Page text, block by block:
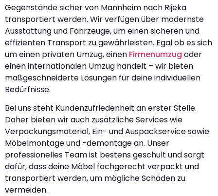
Gegenstände sicher von Mannheim nach Rijeka
transportiert werden. Wir verfügen über modernste
Ausstattung und Fahrzeuge, um einen sicheren und
effizienten Transport zu gewährleisten. Egal ob es sich
um einen privaten Umzug, einen Firmenumzug oder
einen internationalen Umzug handelt – wir bieten
maßgeschneiderte Lösungen für deine individuellen
Bedürfnisse.
Bei uns steht Kundenzufriedenheit an erster Stelle.
Daher bieten wir auch zusätzliche Services wie
Verpackungsmaterial, Ein- und Auspackservice sowie
Möbelmontage und -demontage an. Unser
professionelles Team ist bestens geschult und sorgt
dafür, dass deine Möbel fachgerecht verpackt und
transportiert werden, um mögliche Schäden zu
vermeiden.